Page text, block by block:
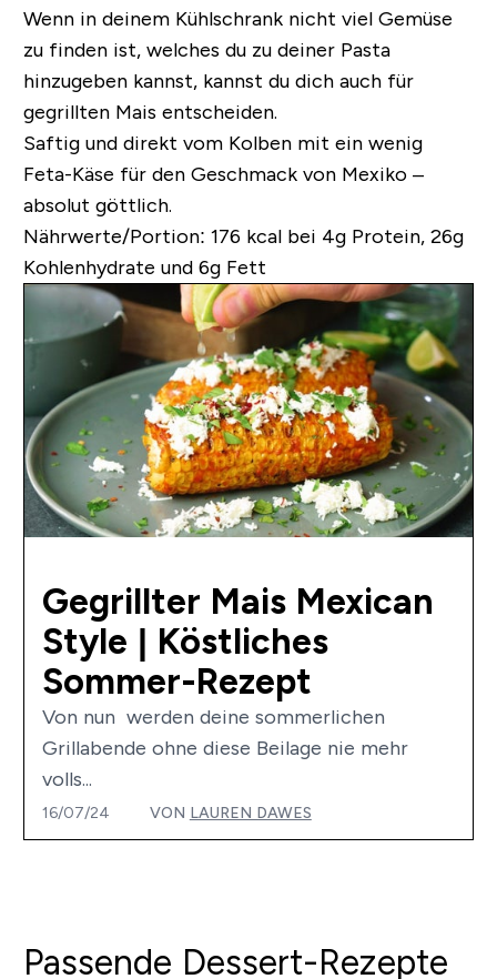
Wenn in deinem Kühlschrank nicht viel Gemüse
zu finden ist, welches du zu deiner Pasta
hinzugeben kannst, kannst du dich auch für
gegrillten Mais entscheiden.
Saftig und direkt vom Kolben mit ein wenig
Feta-Käse für den Geschmack von Mexiko –
absolut göttlich.
Nährwerte/Portion: 176 kcal bei 4g Protein, 26g
Kohlenhydrate und 6g Fett
Gegrillter Mais Mexican
Style | Köstliches
Sommer-Rezept
Von nun werden deine sommerlichen
Grillabende ohne diese Beilage nie mehr
volls...
16/07/24 VON LAUREN DAWES
Passende Dessert-Rezepte